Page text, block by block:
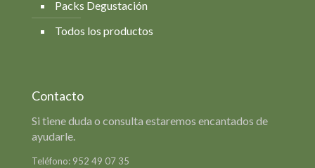
Packs Degustación
Todos los productos
Contacto
Si tiene duda o consulta estaremos encantados de
ayudarle.
Teléfono: 952 49 07 35